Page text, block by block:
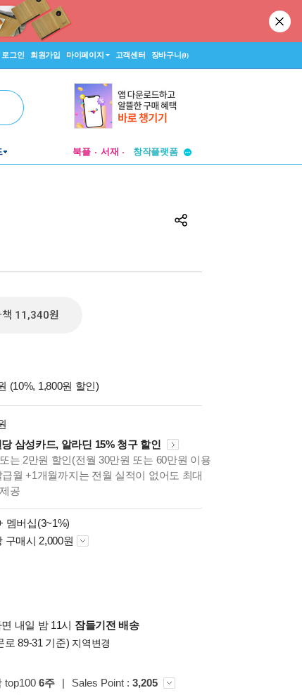
로그인 회원가입 마이페이지 고객센터 장바구니(0)
북플 서재
창작플랫폼
책 11,340원
(10%, 1,800원 할인)
삼성카드, 알라딘 15% 청구 할인
는 2만원 할인(전월 30만원 또는 60만원 이용
월 +1개월까지는 전월 실적이 없어도 최대
공
멤버십(3~1%)
구매시 2,000원
내일 밤 11시 잠들기전 배송
로 89-31 기준) 지역변경
top100 6주 | Sales Point : 3,205